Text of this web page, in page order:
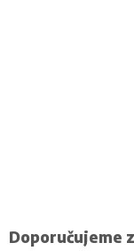
Doporučujeme